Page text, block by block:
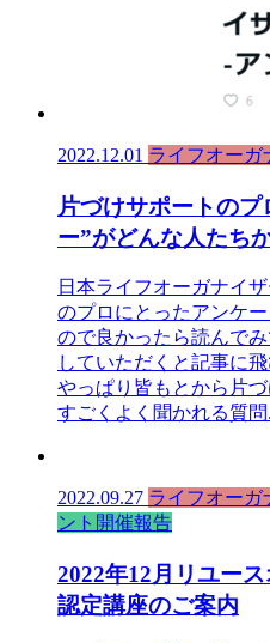
2022.12.01 ライフオーガ
片づけサポートの
ー”がどんな人たち
日本ライフオーガナイ
のプロにとったアンケ
ので良かったら読んで
していただくと記事に
やっぱり皆もとから片
すごくよく聞かれる質問
2022.09.27 ライフオーガ
ント開催報告
2022年12月リユー
認定講座のご案内